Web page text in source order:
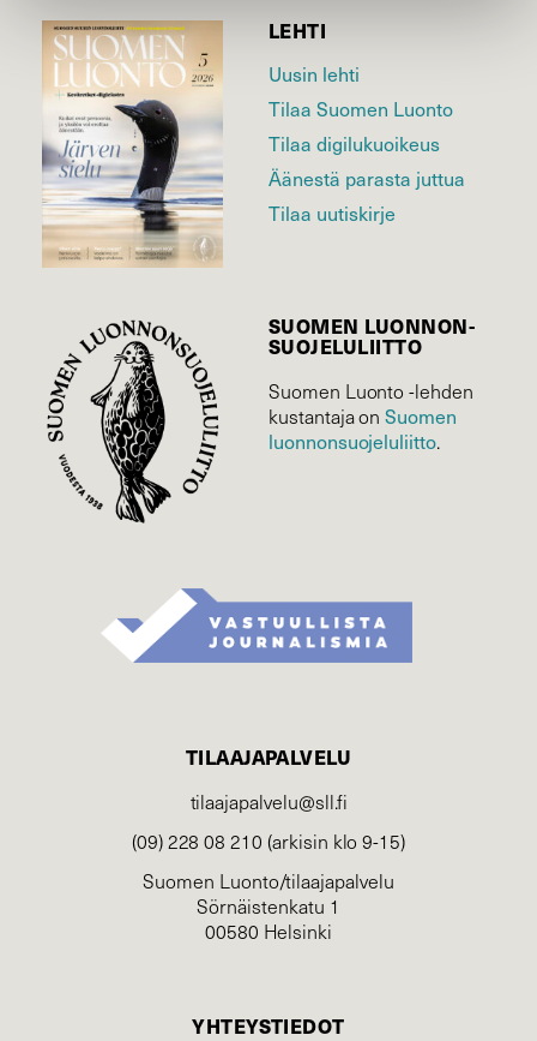
LEHTI
Uusin lehti
Tilaa Suomen Luonto
Tilaa digilukuoikeus
Äänestä parasta juttua
Tilaa uutiskirje
SUOMEN LUONNON­
SUOJELU­LIITTO
Suomen Luonto -lehden
kustantaja onSuomen
luonnonsuojelu­liitto.
TILAAJAPALVELU
tilaajapalvelu@sll.fi
(09) 228 08 210 (arkisin klo 9-15)
Suomen Luonto/tilaajapalvelu
Sörnäistenkatu 1
00580 Helsinki
YHTEYSTIEDOT